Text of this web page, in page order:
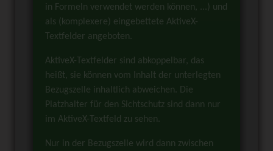
in Formeln verwendet werden können, ...) und
als (komplexere) eingebettete AktiveX-
Textfelder angeboten.
AktiveX-Textfelder sind abkoppelbar, das
heißt, sie können vom Inhalt der unterlegten
Bezugszelle inhaltlich abweichen. Die
Platzhalter für den Sichtschutz sind dann nur
im AktiveX-Textfeld zu sehen.
Nur in der Bezugszelle wird dann zwischen